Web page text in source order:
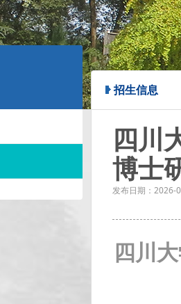
招生信息
四川
博士
发布日期： 2026-
四川